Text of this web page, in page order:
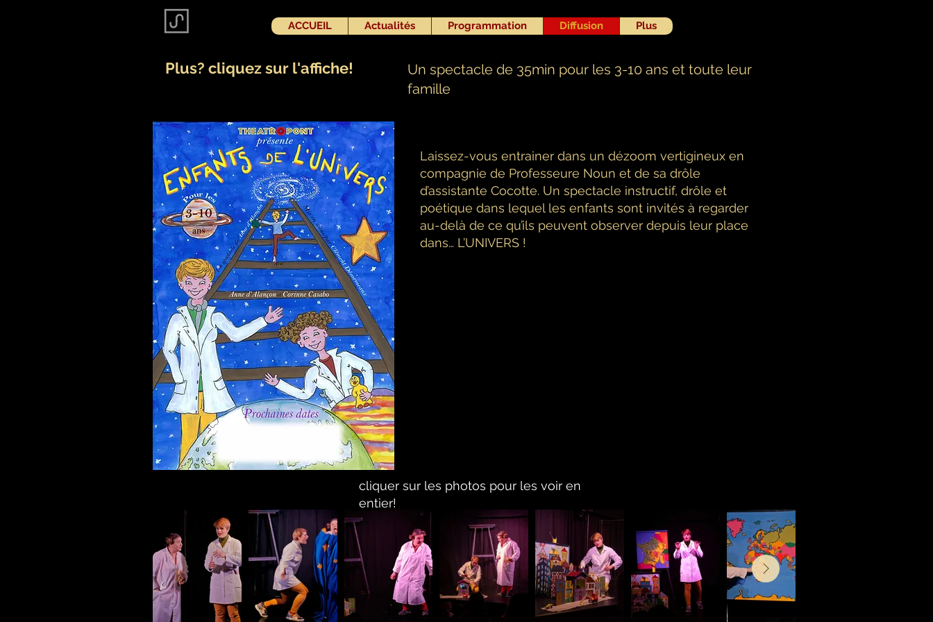
ACCUEIL Actualités Programmation Diffusion Plus
Plus? cliquez sur l'affiche!
Un spectacle de 35min pour les 3-10 ans et toute leur
famille
Laissez-vous entrainer dans un dézoom vertigineux en
compagnie de Professeure Noun et de sa drôle
d’assistante Cocotte. Un spectacle instructif, drôle et
poétique dans lequel les enfants sont invités à regarder
au-delà de ce qu’ils peuvent observer depuis leur place
dans… L’UNIVERS !
cliquer sur les photos pour les voir en
entier!